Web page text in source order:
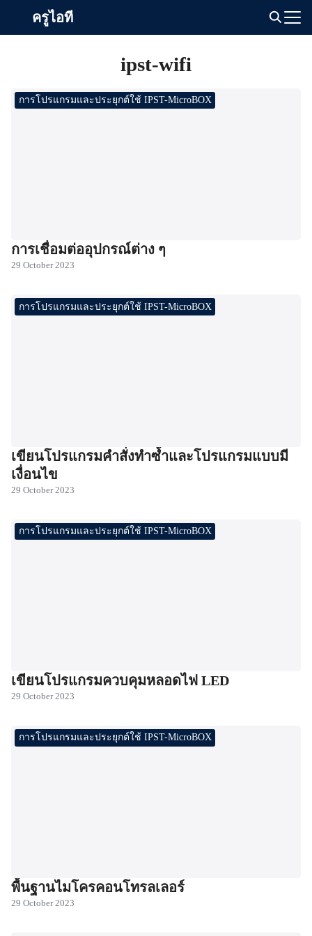
ครูไอที
ipst-wifi
การโปรแกรมและประยุกต์ใช้ IPST-MicroBOX
การเชื่อมต่ออุปกรณ์ต่าง ๆ
29 October 2023
การโปรแกรมและประยุกต์ใช้ IPST-MicroBOX
เขียนโปรแกรมคำสั่งทำซ้ำและโปรแกรมแบบมี
เงื่อนไข
29 October 2023
การโปรแกรมและประยุกต์ใช้ IPST-MicroBOX
เขียนโปรแกรมควบคุมหลอดไฟ LED
29 October 2023
การโปรแกรมและประยุกต์ใช้ IPST-MicroBOX
พื้นฐานไมโครคอนโทรลเลอร์
29 October 2023